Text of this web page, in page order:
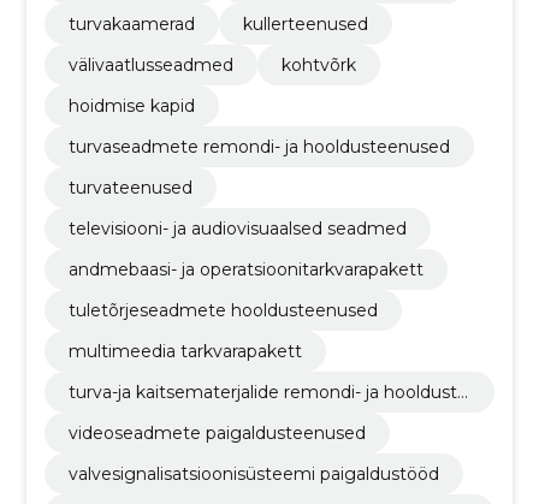
turvakaamerad
kullerteenused
välivaatlusseadmed
kohtvõrk
hoidmise kapid
turvaseadmete remondi- ja hooldusteenused
turvateenused
televisiooni- ja audiovisuaalsed seadmed
andmebaasi- ja operatsioonitarkvarapakett
tuletõrjeseadmete hooldusteenused
multimeedia tarkvarapakett
turva-ja kaitsematerjalide remondi- ja hoolduste
videoseadmete paigaldusteenused
valvesignalisatsioonisüsteemi paigaldustööd